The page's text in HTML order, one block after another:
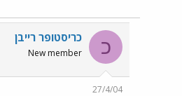
כ כריסטופר רייבן
New member
27/4/04